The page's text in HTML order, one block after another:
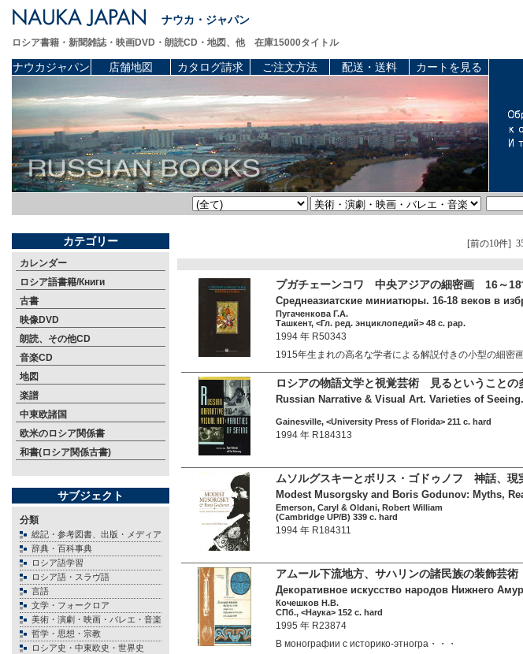
ナウカ・ジャパン
ロシア書籍・新聞雑誌・映画DVD・朗読CD・地図、他 在庫15000タイトル
ナウカジャパン 店舗地図 カタログ請求 ご注文方法 配送・送料 カートを見る
カテゴリー
カレンダー
ロシア語書籍/Книги
古書
映像DVD
朗読、その他CD
音楽CD
地図
楽譜
中東欧諸国
欧米のロシア関係書
和書(ロシア関係古書)
サブジェクト
分類
総記・参考図書、出版・メディア
辞典・百科事典
ロシア語学習
ロシア語・スラヴ語
言語
文学・フォークロア
美術・演劇・映画・バレエ・音楽
哲学・思想・宗教
ロシア史・中東欧史・世界史
[前の10件]
プガチェーンコワ 中央アジアの細密画 16～18
Среднеазиатские миниатюры. 16-18 веков в
Пугаченкова Г.А.
Ташкент, <Гл. ред. энциклопедий> 48 c. pap.
1994 年 R50343
1915年生まれの高名な学者による解説付きの小型の細密
ロシアの物語文学と視覚芸術 見るということ
Russian Narrative & Visual Art. Varieties of
Gainesville, <University Press of Florida> 211 c. hard
1994 年 R184313
ムソルグスキーとボリス・ゴドゥノフ 神話、
Modest Musorgsky and Boris Godunov: Myths,
Emerson, Caryl & Oldani, Robert William
(Cambridge UP/B) 339 c. hard
1994 年 R184311
アムール下流地方、サハリンの諸民族の装飾
Декоративное искусство народов Нижнего
Кочешков Н.В.
СПб., <Наука> 152 c. hard
1995 年 R23874
В монографии с историко-этногра・・・